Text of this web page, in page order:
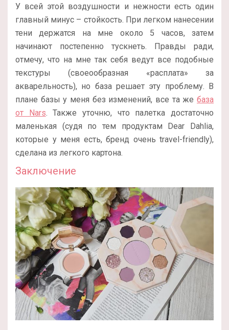
У всей этой воздушности и нежности есть один
главный минус – стойкость. При легком нанесении
тени держатся на мне около 5 часов, затем
начинают постепенно тускнеть. Правды ради,
отмечу, что на мне так себя ведут все подобные
текстуры (своеообразная «расплата» за
акварельность), но база решает эту проблему. В
плане базы у меня без изменений, все та же база
от Nars. Также уточню, что палетка достаточно
маленькая (судя по тем продуктам Dear Dahlia,
которые у меня есть, бренд очень travel-friendly),
сделана из легкого картона.
Заключение